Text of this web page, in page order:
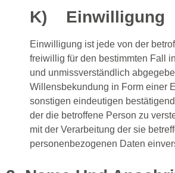
K) Einwilligung
Einwilligung ist jede von der
freiwillig für den bestimmten Fall
und unmissverständlich
Willensbekundung in Form einer
sonstigen eindeutigen
der die betroffene Person zu
mit der Verarbeitung der sie
personenbezogenen Daten